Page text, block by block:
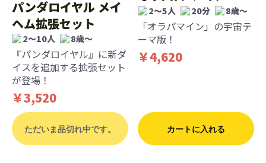
パンダロイヤル メイ
ヘム拡張セット
2〜10人 8歳〜
『パンダロイヤル』に新ダ
イスを追加する拡張セット
が登場！
￥3,520
ただいま品切れ中です。
2〜5人 20分 8歳〜
「オラパマイン」の宇宙テ
ーマ版！
￥4,620
カートに入れる